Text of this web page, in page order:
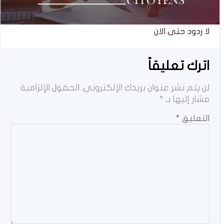
لا ردود حتى الان
اترك تعليقاً
لن يتم نشر عنوان بريدك الإلكتروني. الحقول الإلزامية
مشار إليها بـ *
التعليق *